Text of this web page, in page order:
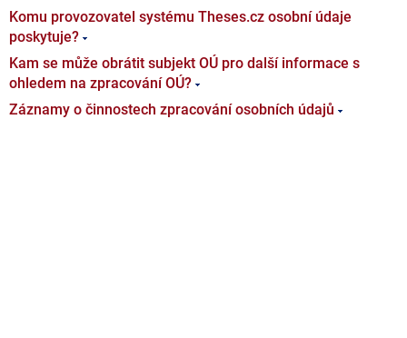
Komu provozovatel systému Theses.cz osobní údaje
poskytuje?
Kam se může obrátit subjekt OÚ pro další informace s
ohledem na zpracování OÚ?
Záznamy o činnostech zpracování osobních údajů